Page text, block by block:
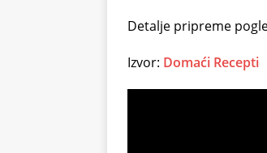
Detalje pripreme
Izvor: Domaći Recepti